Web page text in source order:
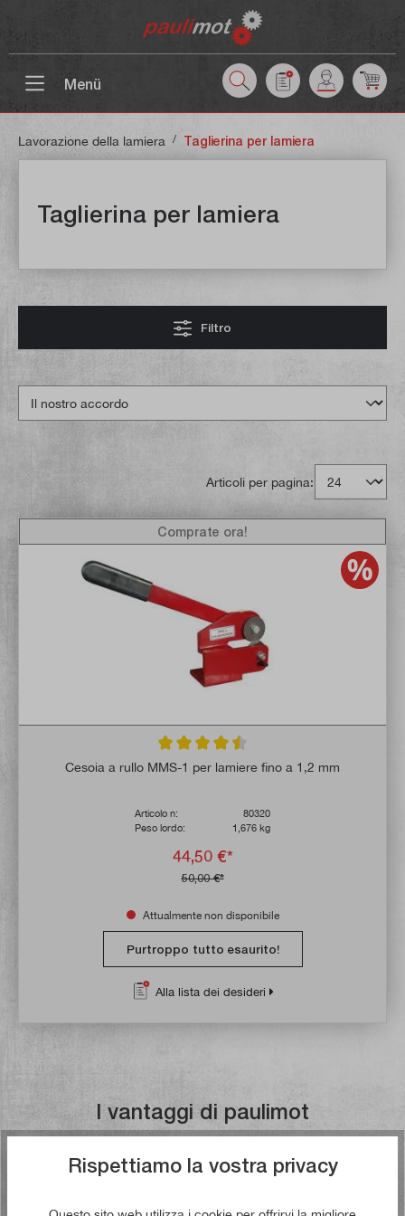
Menü
Lavorazione della lamiera / Taglierina per lamiera
Taglierina per lamiera
Filtro
Articoli per pagina:
Valutazione media di 4.5 su 5 stelle
Cesoia a rullo MMS-1 per lamiere fino a 1,2 mm
Articolo n:
80320
Peso lordo:
1,676 kg
44,50 €*
50,00 €*
Comprate ora!
Attualmente non disponibile
Purtroppo tutto esaurito!
Alla lista dei desideri
I vantaggi di paulimot
Spedizione gratuita a partire da €
49,00
Rispettiamo la vostra privacy